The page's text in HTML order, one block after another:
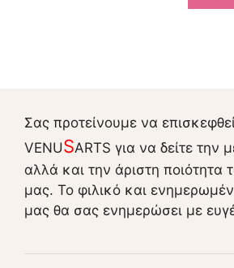
Σας προτείνουμε να
VENUSARTS για να δείτε την
αλλά και την άριστη ποιότητα
μας. Το φιλικό και
μας θα σας ενημερώσει με